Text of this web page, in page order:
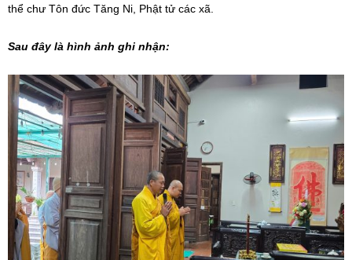
thể chư Tôn đức Tăng Ni, Phật tử các xã.
Sau đây là hình ảnh ghi nhận: